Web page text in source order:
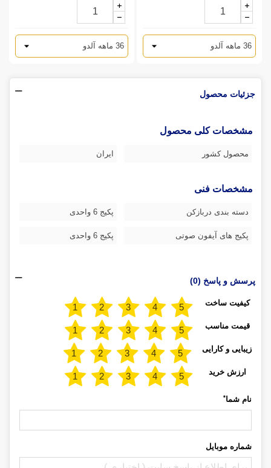
جزئیات محصول
مشخصات کلی محصول
محصول کشور ایران
مشخصات فنی
دسته بندی دربازکن پکیج 6 واحدی
پکیج های آیفون صوتی پکیج 6 واحدی
پرسش و پاسخ (0)
کیفیت ساخت
قیمت مناسب
زیبایی و کارایی
ارزش خرید
نام شما*
شماره موبایل